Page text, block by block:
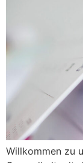
Willkommen zu